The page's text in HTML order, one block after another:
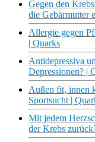
Gegen den
die Gebärmutter
Allergie gegen
| Quarks
Antidepressiva
Depressionen? |
Außen fit, innen
Sportsucht |
Mit jedem
der Krebs